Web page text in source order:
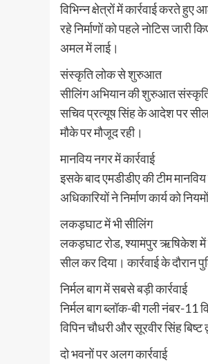
विभिन्न क्षेत्रों में कार्रवाई करते
रहे निर्माणों को पहले नोटिस
अमल में लाई।
संस्कृति लोक से शुरुआत
सीलिंग अभियान की शुरुआत संस्कृति
सचिव प्रत्यूष सिंह के आदेश पर सील
मौके पर मौजूद रही।
मानविय नगर में कार्रवाई
इसके बाद एमडीडीए की टीम
अधिकारियों ने निर्माण कार्य को
लकड़घाट में भी सीलिंग
लकड़घाट रोड, श्यामपुर ऋषिकेश में
सील कर दिया। कार्रवाई के दौरान
निर्मल बाग में सबसे बड़ी कार्रवाई
निर्मल बाग ब्लॉक-बी गली नंबर-11
विपिन चौधरी और सूरवीर सिंह बिष्ट
दो भवनों पर अलग कार्रवाई